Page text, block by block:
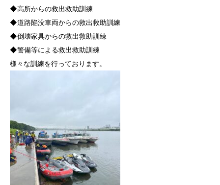
◆高所からの救出救助訓練
◆道路陥没車両からの救出救助訓練
◆倒壊家具からの救出救助訓練
◆警備等による救出救助訓練
様々な訓練を行っております。